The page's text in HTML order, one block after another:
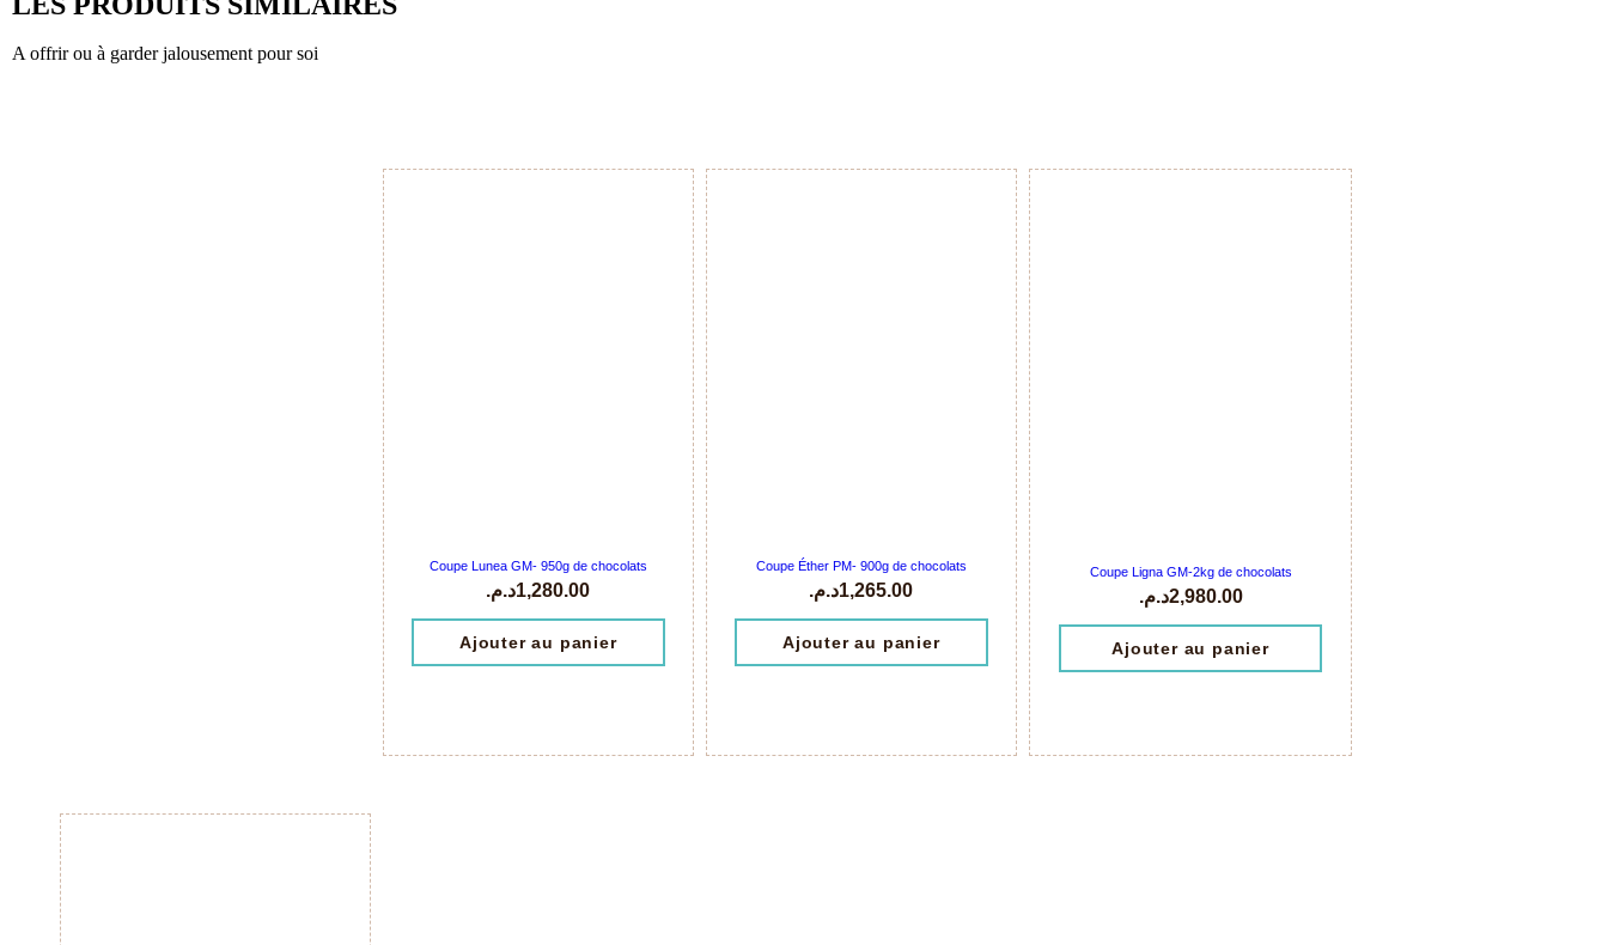
A offrir ou à garder jalousement pour soi
Coupe Lunea GM- 950g de chocolats
1,280.00د.م.
Ajouter au panier
Coupe Éther PM- 900g de chocolats
1,265.00د.م.
Ajouter au panier
Coupe Ligna GM-2kg de chocolats
2,980.00د.م.
Ajouter au panier